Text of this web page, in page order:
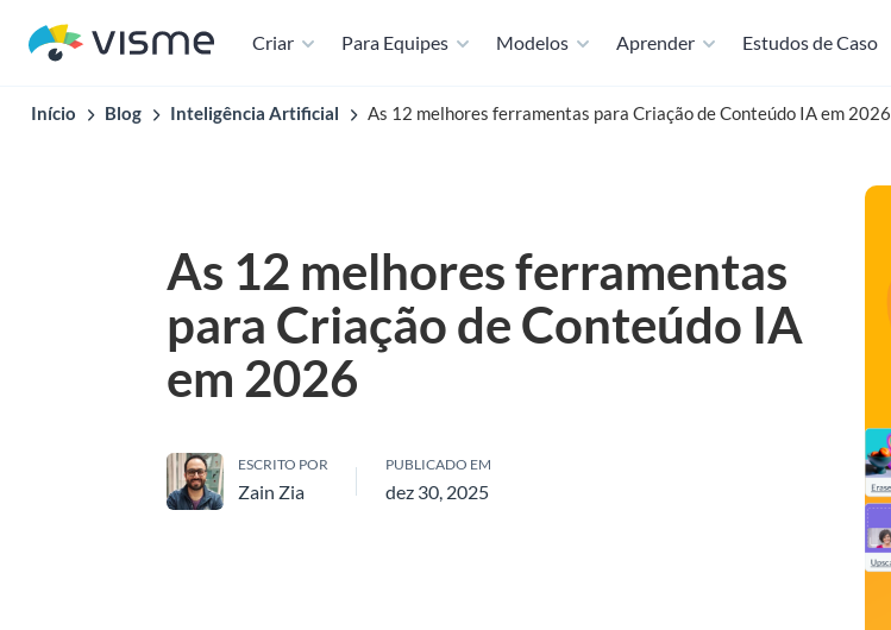
Criar Para Equipes Modelos Aprender Estudos de Caso
Início Blog Inteligência Artificial As 12 melhores ferramentas para Criação de Conteúdo IA em 2026
As 12 melhores ferramentas
para Criação de Conteúdo IA
em 2026
ESCRITO POR
Zain Zia
PUBLICADO EM
dez 30, 2025